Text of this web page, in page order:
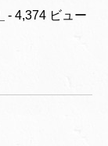
- 4,374 ビュー